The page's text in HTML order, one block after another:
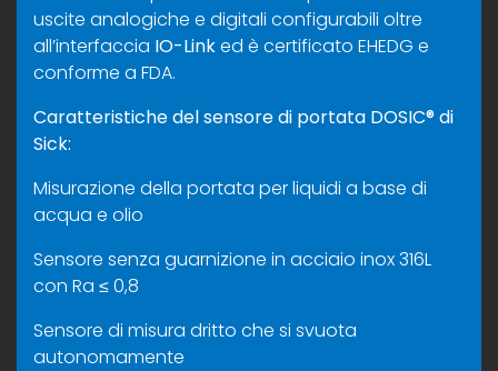
uscite analogiche e digitali configurabili oltre
all’interfaccia IO-Linked è certificato EHEDG e
conforme a FDA.
Caratteristiche del sensore di portata DOSIC® di
Sick:
Misurazione della portata per liquidi a base di
acqua e olio
Sensore senza guarnizione in acciaio inox 316L
con Ra ≤ 0,8
Sensore di misura dritto che si svuota
autonomamente